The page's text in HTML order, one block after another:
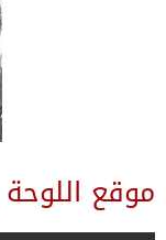
موقع اللوحة